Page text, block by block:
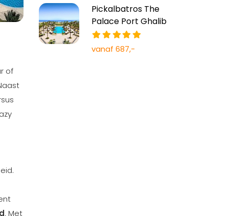
of
. Met
Pickalbatros The
Palace Port Ghalib
vanaf 687,-